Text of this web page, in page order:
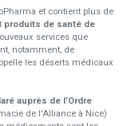
et contient plus de
produits de santé de
services que
notamment, de
les déserts médicaux
auprès de l’Ordre
de l'Alliance à Nice)